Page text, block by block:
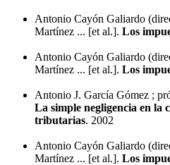
Antonio Cayón Galiardo
Martínez ... [et al.]. Los
Antonio Cayón Galiardo
Martínez ... [et al.]. Los
Antonio J. García Gómez ;
La simple negligencia en la
tributarias. 2002
Antonio Cayón Galiardo
Martínez ... [et al.]. Los